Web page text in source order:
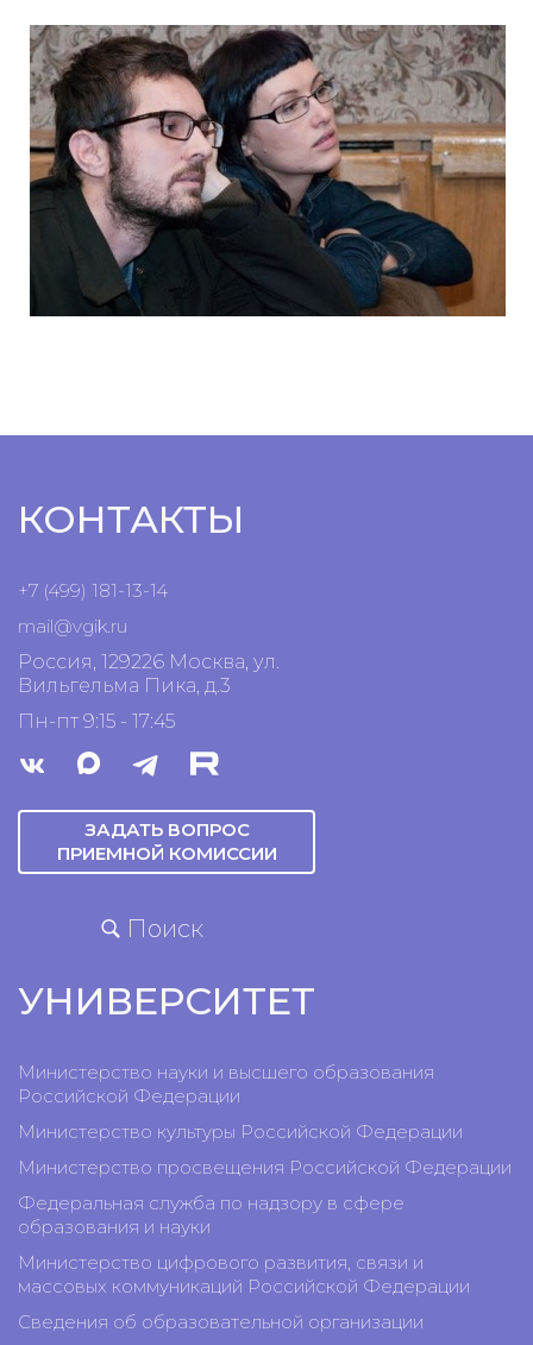
КОНТАКТЫ
+7 (499) 181-13-14
mail@vgik.ru
Россия, 129226 Москва, ул.
Вильгельма Пика, д.3
Пн-пт 9:15 - 17:45
ЗАДАТЬ ВОПРОС
ПРИЕМНОЙ КОМИССИИ
Поиск
УНИВЕРСИТЕТ
Министерство науки и высшего образования
Российской Федерации
Министерство культуры Российской Федерации
Министерство просвещения Российской Федерации
Федеральная служба по надзору в сфере
образования и науки
Министерство цифрового развития, связи и
массовых коммуникаций Российской Федерации
Сведения об образовательной организации